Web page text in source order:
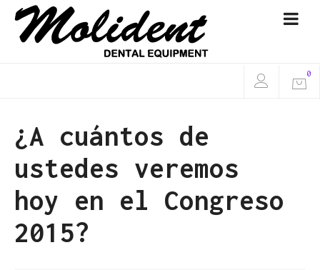
0
¿A cuántos de
ustedes veremos
hoy en el Congreso
2015?